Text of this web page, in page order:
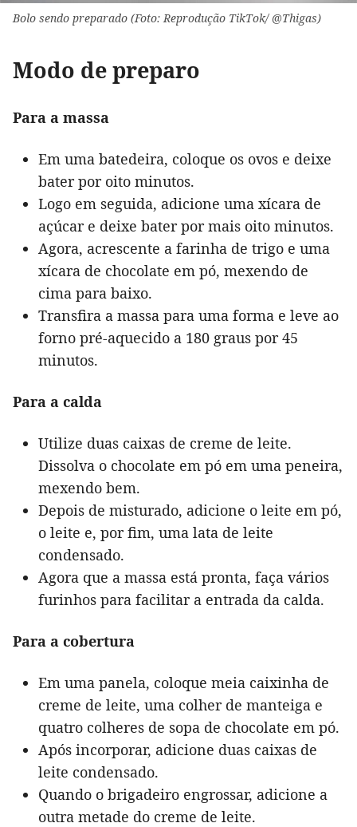
Bolo sendo preparado (Foto: Reprodução TikTok/ @Thigas)
Modo de preparo
Para a massa
Em uma batedeira, coloque os ovos e deixe
bater por oito minutos.
Logo em seguida, adicione uma xícara de
açúcar e deixe bater por mais oito minutos.
Agora, acrescente a farinha de trigo e uma
xícara de chocolate em pó, mexendo de
cima para baixo.
Transfira a massa para uma forma e leve ao
forno pré-aquecido a 180 graus por 45
minutos.
Para a calda
Utilize duas caixas de creme de leite.
Dissolva o chocolate em pó em uma peneira,
mexendo bem.
Depois de misturado, adicione o leite em pó,
o leite e, por fim, uma lata de leite
condensado.
Agora que a massa está pronta, faça vários
furinhos para facilitar a entrada da calda.
Para a cobertura
Em uma panela, coloque meia caixinha de
creme de leite, uma colher de manteiga e
quatro colheres de sopa de chocolate em pó.
Após incorporar, adicione duas caixas de
leite condensado.
Quando o brigadeiro engrossar, adicione a
outra metade do creme de leite.